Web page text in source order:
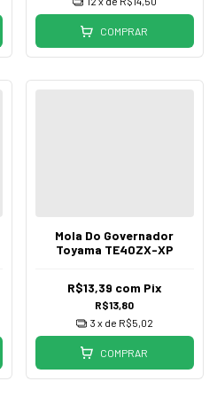
COMPRAR
Mola Do Governador
Toyama TE40ZX-XP
R$13,80
R$13,39 com Pix
3 x de R$5,02
COMPRAR